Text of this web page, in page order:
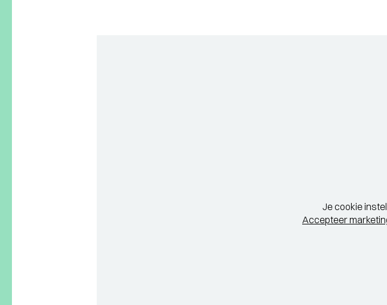
Je cookie
Accepteer